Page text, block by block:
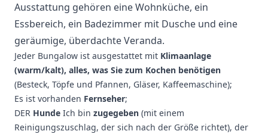
Ausstattung gehören eine Wohnküche, ein
Essbereich, ein Badezimmer mit Dusche und eine
geräumige, überdachte Veranda.
Jeder Bungalow ist ausgestattet mit Klimaanlage
(warm/kalt), alles, was Sie zum Kochen benötigen
(Besteck, Töpfe und Pfannen, Gläser, Kaffeemaschine);
Es ist vorhanden Fernseher;
DER Hunde Ich bin zugegeben (mit einem
Reinigungszuschlag, der sich nach der Größe richtet), der